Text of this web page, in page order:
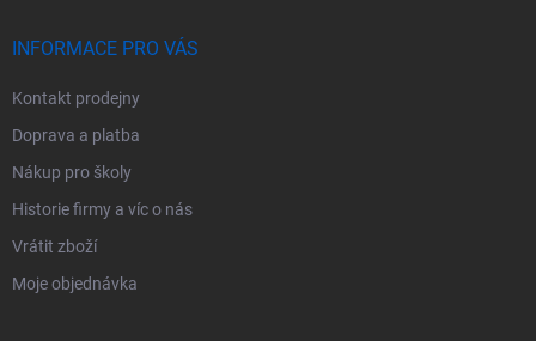
INFORMACE PRO VÁS
Kontakt prodejny
Doprava a platba
Nákup pro školy
Historie firmy a víc o nás
Vrátit zboží
Moje objednávka